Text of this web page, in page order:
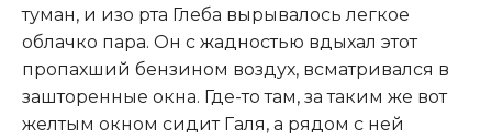
туман, и изо рта Глеба вырывалось легкое
облачко пара. Он с жадностью вдыхал этот
пропахший бензином воздух, всматривался в
зашторенные окна. Где-то там, за таким же вот
желтым окном сидит Галя, а рядом с ней